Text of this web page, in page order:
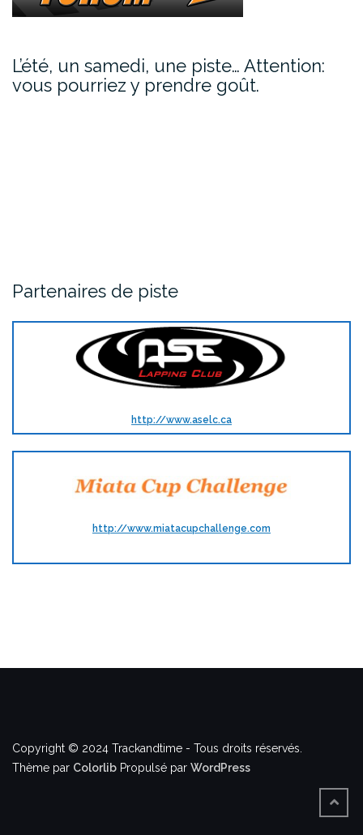
L’été, un samedi, une piste… Attention:
vous pourriez y prendre goût.
Partenaires de piste
http://www.aselc.ca
http://www.miatacupchallenge.com
Copyright © 2024 Trackandtime - Tous droits réservés.
Thème par Colorlib Propulsé par WordPress